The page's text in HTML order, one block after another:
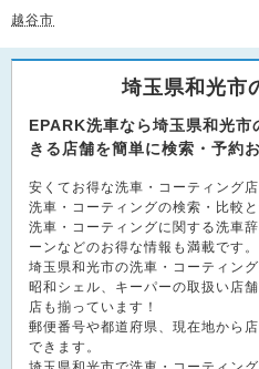
越谷市
埼玉県和光市
EPARK洗車なら埼玉県和光
きる店舗を簡単に検索・予約
安くてお得な洗車・コーティング
洗車・コーティングの検索・比較
洗車・コーティングに関する洗車
ーンなどのお得な情報も満載です。
埼玉県和光市の洗車・コーティン
昭和シェル、キーパーの取扱い店
店も揃っています！
郵便番号や都道府県、現在地から
できます。